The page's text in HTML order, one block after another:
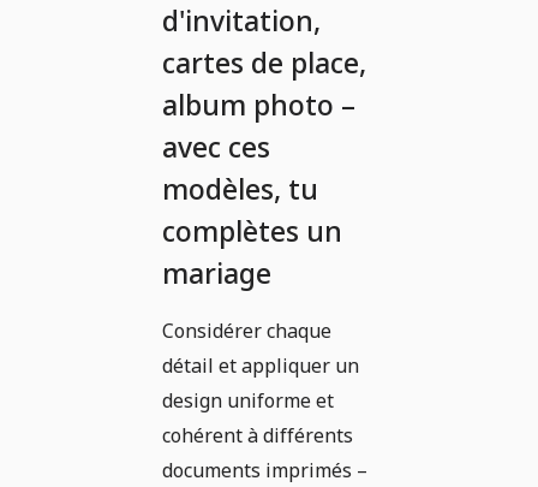
d'invitation,
cartes de place,
album photo –
avec ces
modèles, tu
complètes un
mariage
Considérer chaque
détail et appliquer un
design uniforme et
cohérent à différents
documents imprimés –